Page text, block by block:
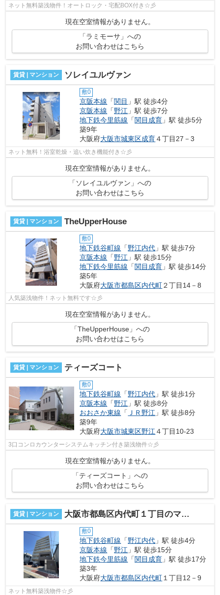
ネット無料築浅物件！オートロック・宅配BOX付き☆彡
現在空室情報がありません。
「ラミモーサ」への
お問い合わせはこちら
賃貸 | マンション ソレイユルヴァン
敷0
京阪本線 「関目 」駅 徒歩4分
京阪本線 「野江 」駅 徒歩7分
地下鉄今里筋線 「関目成育 」駅 徒歩5分
築9年
大阪府大阪市城東区成育４丁目27－3
ネット無料！浴室乾燥・追い炊き機能付き☆彡
現在空室情報がありません。
「ソレイユルヴァン」への
お問い合わせはこちら
賃貸 | マンション TheUpperHouse
敷0
地下鉄谷町線 「野江内代 」駅 徒歩7分
京阪本線 「野江 」駅 徒歩15分
地下鉄今里筋線 「関目成育 」駅 徒歩14分
築5年
大阪府大阪市都島区内代町２丁目14－8
人気築浅物件！ネット無料です☆彡
現在空室情報がありません。
「TheUpperHouse」への
お問い合わせはこちら
賃貸 | マンション ティーズコート
敷0
地下鉄谷町線 「野江内代 」駅 徒歩1分
京阪本線 「野江 」駅 徒歩8分
おおさか東線 「 ＪＲ野江 」駅 徒歩8分
築9年
大阪府大阪市城東区野江 ４丁目10-23
3口コンロカウンターシステムキッチン付き築浅物件☆彡
現在空室情報がありません。
「ティーズコート」への
お問い合わせはこちら
賃貸 | マンション 大阪市都島区内代町１丁目のマンション
敷0
地下鉄谷町線 「野江内代 」駅 徒歩4分
京阪本線 「野江 」駅 徒歩15分
地下鉄今里筋線 「関目成育 」駅 徒歩17分
築3年
大阪府大阪市都島区内代町 １丁目12－9
ネット無料築浅物件☆彡